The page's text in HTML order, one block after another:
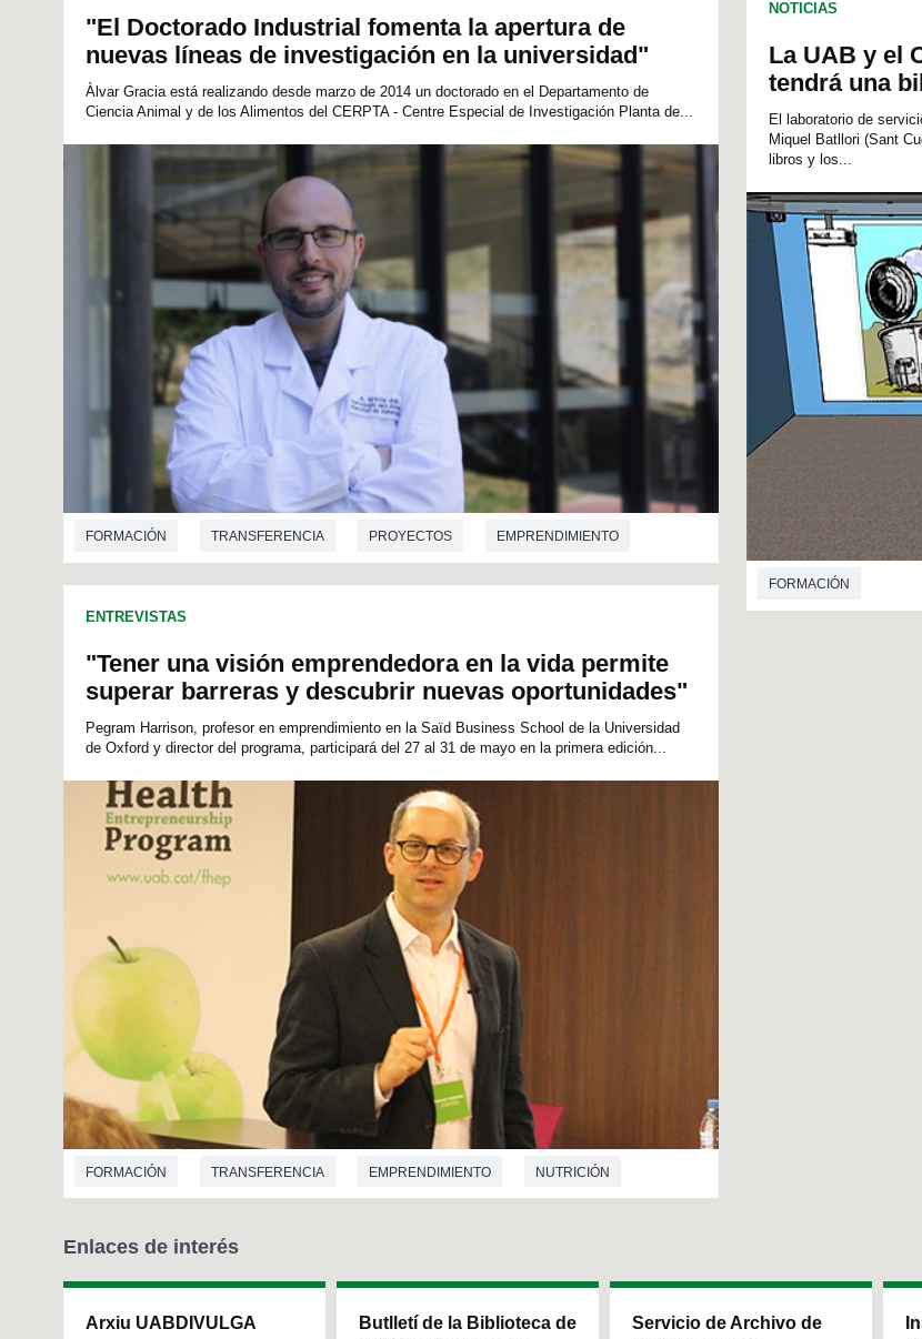
"El Doctorado Industrial fomenta la apertura de
nuevas líneas de investigación en la universidad"
Àlvar Gracia está realizando desde marzo de 2014 un doctorado en el Departamento de
Ciencia Animal y de los Alimentos del CERPTA - Centre Especial de Investigación Planta de...
FORMACIÓN TRANSFERENCIA PROYECTOS EMPRENDIMIENTO
TECNOLOGÍA DE LOS ALIMENTOS
ENTREVISTAS
"Tener una visión emprendedora en la vida permite
superar barreras y descubrir nuevas oportunidades"
Pegram Harrison, profesor en emprendimiento en la Saïd Business School de la Universidad
de Oxford y director del programa, participará del 27 al 31 de mayo en la primera edición...
FORMACIÓN TRANSFERENCIA EMPRENDIMIENTO NUTRICIÓN
NOTICIAS
La UAB y el
tendrá una
El laboratorio de
Miquel Batllori (Sant
libros y los...
FORMACIÓN
Enlaces de interés
Arxiu UABDIVULGA
Butlletí de la Biblioteca de
Servicio de Archivo de